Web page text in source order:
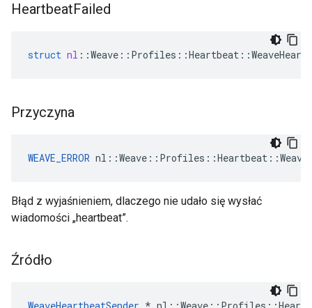
HeartbeatFailed
struct nl ::Weave :: Profiles ::Heartbeat ::
Przyczyna
WEAVE_ERROR
Błąd z wyjaśnieniem, dlaczego nie udało się wysłać
wiadomości „heartbeat”.
Źródło